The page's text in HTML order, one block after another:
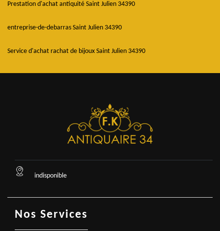
Prestation d'achat antiquité Saint Julien 34390
entreprise-de-debarras Saint Julien 34390
Service d'achat rachat de bijoux Saint Julien 34390
indisponible
Nos Services